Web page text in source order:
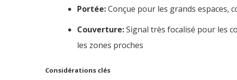
Portée:Conçue pour les grands espaces,
Couverture:Signal très focalisé pour les
les zones proches
Considérations clés